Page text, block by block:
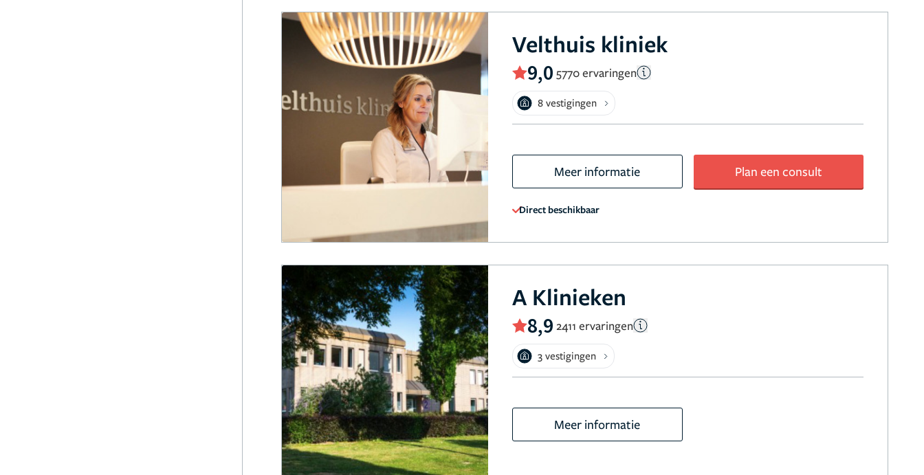
Velthuis kliniek
9,0 5770 ervaringen
8 vestigingen
Meer informatie Plan een consult
Direct beschikbaar
A Klinieken
8,9 2411 ervaringen
3 vestigingen
Meer informatie